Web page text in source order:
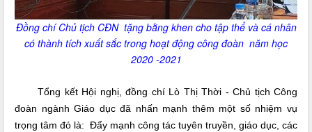
Đồng chí Chủ tịch CĐN tặng bằng khen cho tập thể và cá nhân
có thành tích xuất sắc trong hoạt động công đoàn năm học
2020 -2021
Tổng kết Hội nghị, đồng chí Lò Thị Thời - Chủ tịch Công
đoàn ngành Giáo dục đã nhấn mạnh thêm một số nhiệm vụ
trọng tâm đó là: Đẩy mạnh công tác tuyên truyền, giáo dục, các